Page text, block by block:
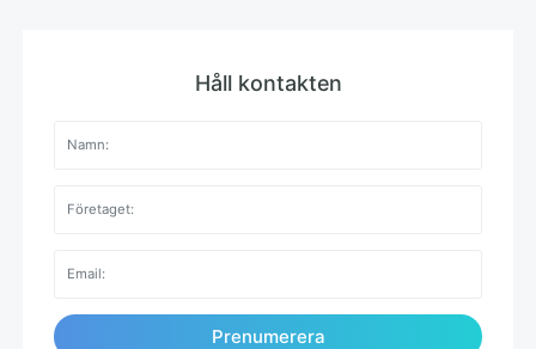
Håll kontakten
Prenumerera